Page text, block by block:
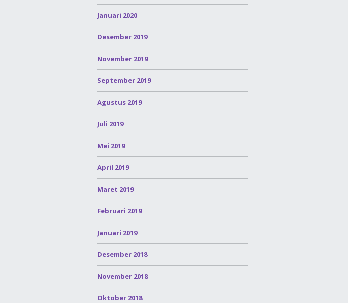
Januari 2020
Desember 2019
November 2019
September 2019
Agustus 2019
Juli 2019
Mei 2019
April 2019
Maret 2019
Februari 2019
Januari 2019
Desember 2018
November 2018
Oktober 2018